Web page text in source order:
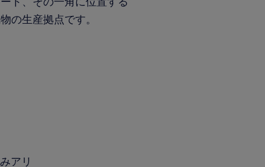
の生産拠点です。
アリ